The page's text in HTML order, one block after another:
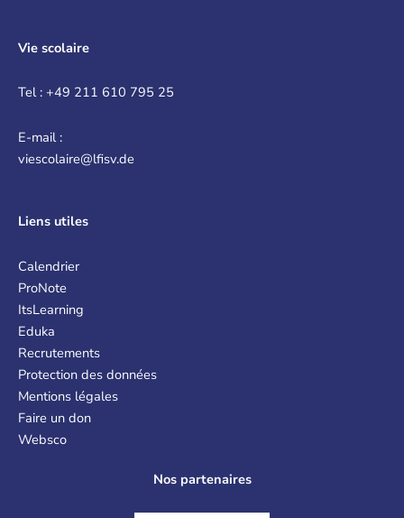
Vie scolaire
Tel : +49 211 610 795 25
E-mail :
viescolaire@lfisv.de
Liens utiles
Calendrier
ProNote
ItsLearning
Eduka
Recrutements
Protection des données
Mentions légales
Faire un don
Websco
Nos partenaires